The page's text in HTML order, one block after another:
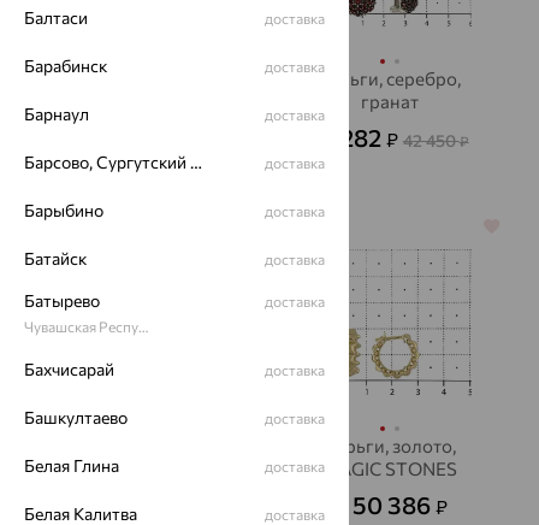
Серьга, золото,
Серьги, серебро,
гранат
15 282 ₽ 42 450₽
гранат, Aquamarine
2 150
Серьги, золото,
MAGIC STONES
50 386 ₽
Балтаси доставка
Барабинск доставка
Барнаул доставка
Барсово, Сургутский район доставка
Барыбино доставка
Батайск доставка
Батырево
Чувашская Республика - Чувашия
доставка
Бахчисарай доставка
Башкултаево доставка
Белая Глина доставка
Белая Калитва доставка